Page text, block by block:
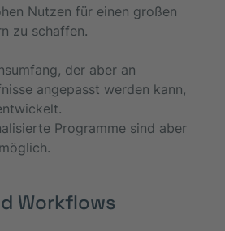
Nutzen für einen großen
zu schaffen.
der aber an
angepasst werden kann,
Programme sind aber
Workflows